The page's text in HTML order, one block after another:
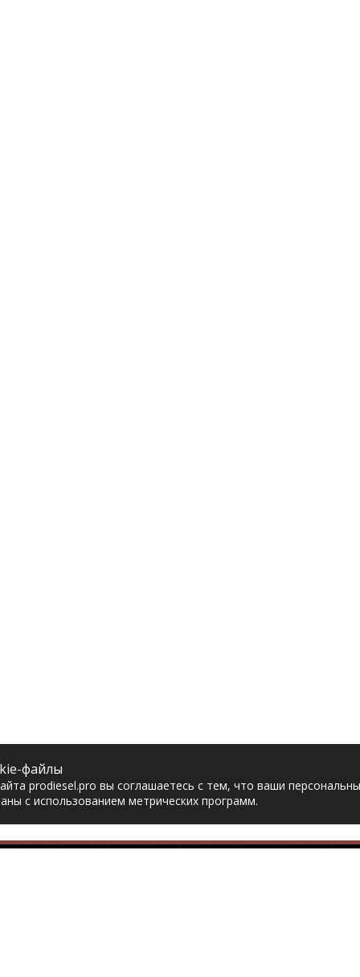
файлы
prodiesel.pro вы соглашаетесь с тем, что ваши
с использованием метрических программ.